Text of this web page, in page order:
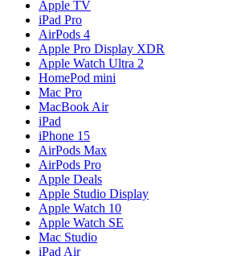
Apple TV
iPad Pro
AirPods 4
Apple Pro Display XDR
Apple Watch Ultra 2
HomePod mini
Mac Pro
MacBook Air
iPad
iPhone 15
AirPods Max
AirPods Pro
Apple Deals
Apple Studio Display
Apple Watch 10
Apple Watch SE
Mac Studio
iPad Air